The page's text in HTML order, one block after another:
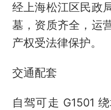
经上海松江区民政
墓，资质齐全，运
产权受法律保护。
交通配套
自驾可走 G1501